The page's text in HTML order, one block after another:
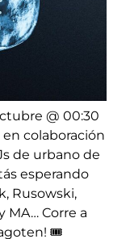
@ 00:30
en colaboración
de urbano de
esperando
Rusowski,
MA… Corre a
🎟️